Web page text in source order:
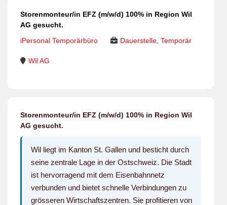
Storenmonteur/in EFZ (m/w/d) 100% in Region Wil
AG gesucht.
iPersonal Temporärbüro
Dauerstelle, Temporär
Wil AG
Storenmonteur/in EFZ (m/w/d) 100% in Region Wil
AG gesucht.
Wil liegt im Kanton St. Gallen und besticht durch
seine zentrale Lage in der Ostschweiz. Die Stadt
ist hervorragend mit dem Eisenbahnnetz
verbunden und bietet schnelle Verbindungen zu
grösseren Wirtschaftszentren. Sie profitieren von